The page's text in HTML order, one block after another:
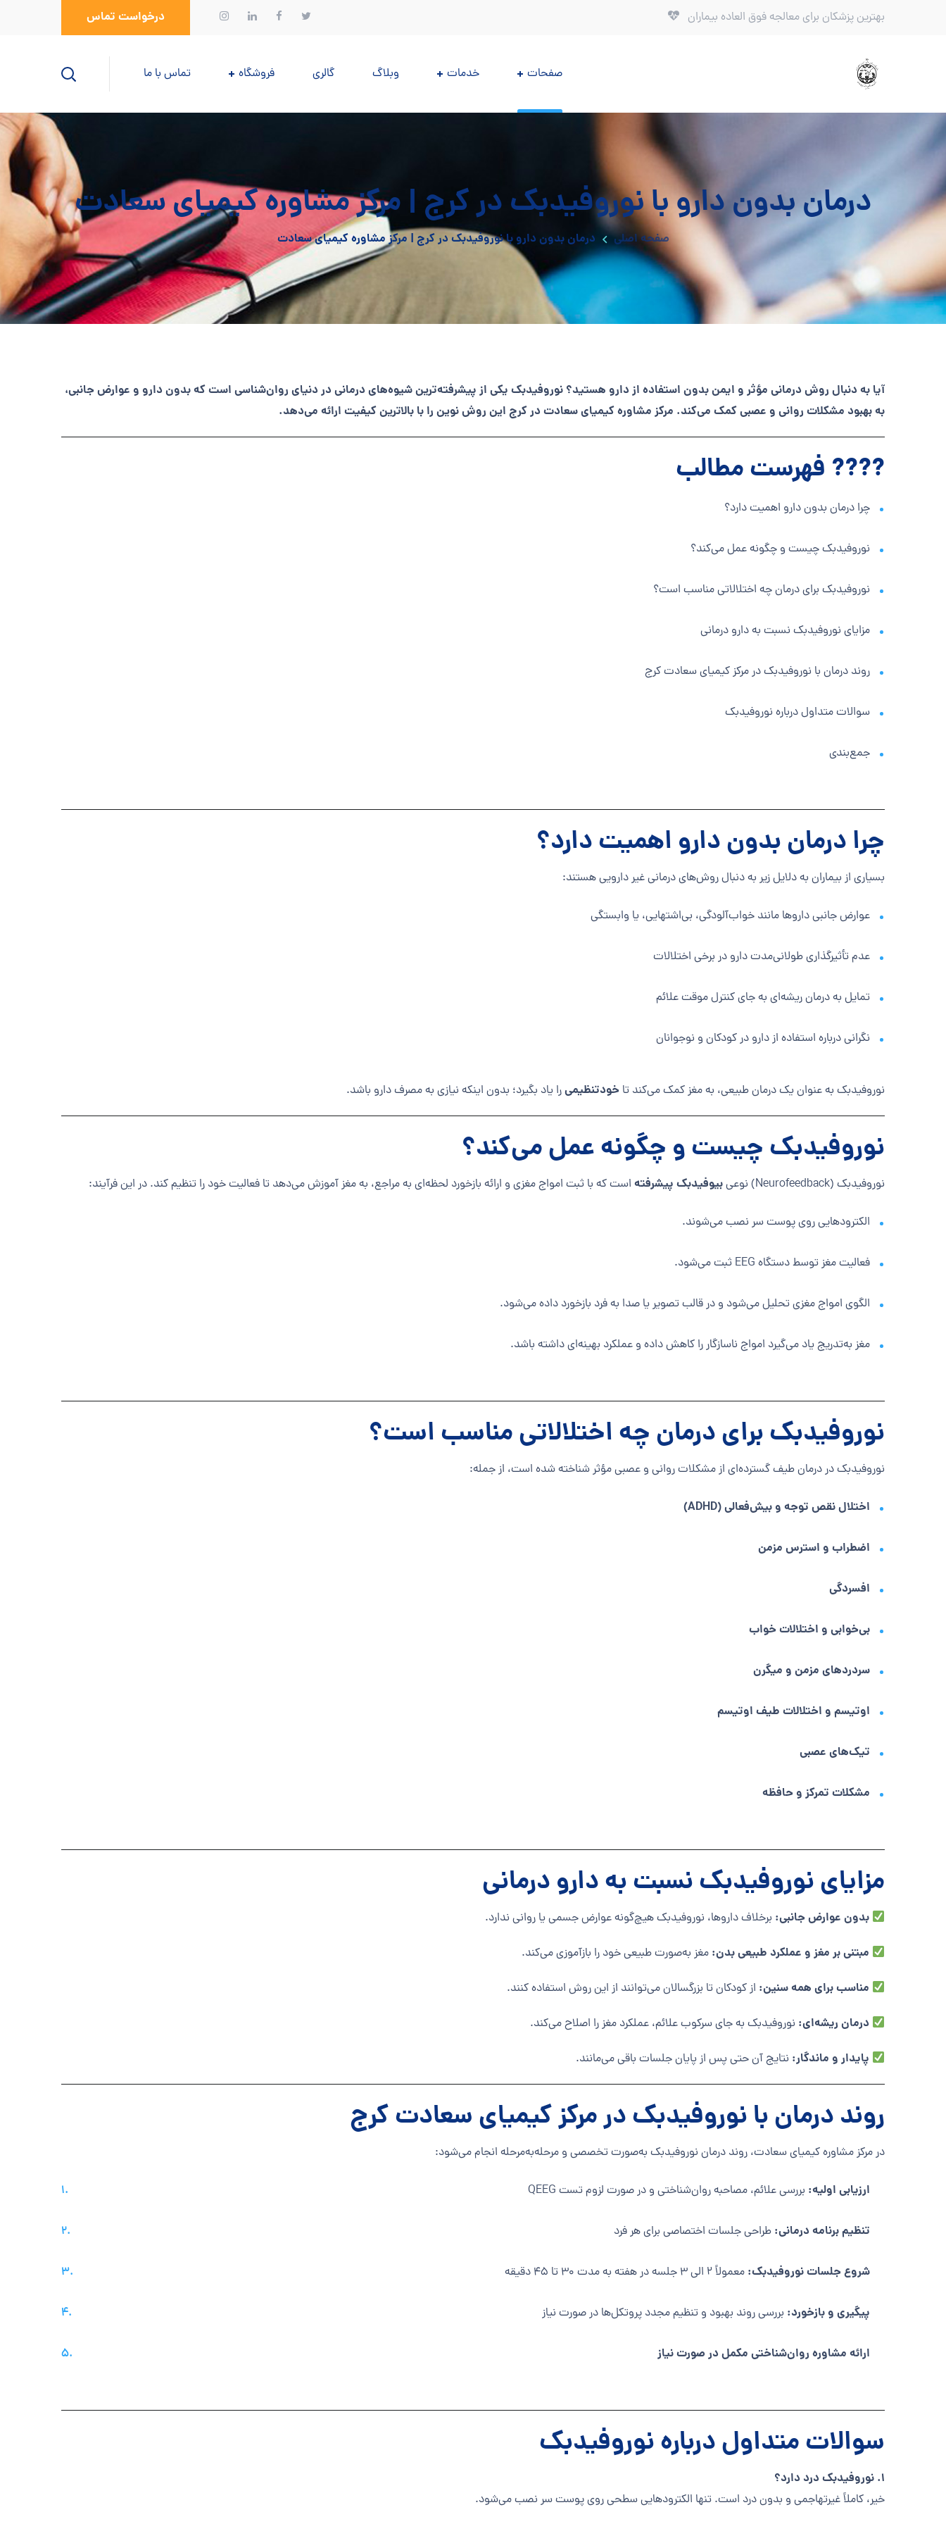
بهترین پزشکان برای معالجه فوق العاده بیماران درخواست تماس
صفحات خدمات وبلاگ گالری فروشگاه تماس با ما
درمان بدون دارو با نوروفیدبک در کرج | مرکز مشاوره کیمیای سعادت
صفحه اصلی درمان بدون دارو با نوروفیدبک در کرج | مرکز مشاوره کیمیای سعادت
آیا به دنبال روش درمانی مؤثر و ایمن بدون استفاده از دارو هستید؟ نوروفیدبک یکی از پیشرفته‌ترین شیوه‌های درمانی در دنیای روان‌شناسی است که بدون دارو و عوارض جانبی،
به بهبود مشکلات روانی و عصبی کمک می‌کند. مرکز مشاوره کیمیای سعادت در کرج این روش نوین را با بالاترین کیفیت ارائه می‌دهد.
???? فهرست مطالب
چرا درمان بدون دارو اهمیت دارد؟
نوروفیدبک چیست و چگونه عمل می‌کند؟
نوروفیدبک برای درمان چه اختلالاتی مناسب است؟
مزایای نوروفیدبک نسبت به دارو درمانی
روند درمان با نوروفیدبک در مرکز کیمیای سعادت کرج
سوالات متداول درباره نوروفیدبک
جمع‌بندی
چرا درمان بدون دارو اهمیت دارد؟
بسیاری از بیماران به دلایل زیر به دنبال روش‌های درمانی غیر دارویی هستند:
عوارض جانبی داروها مانند خواب‌آلودگی، بی‌اشتهایی، یا وابستگی
عدم تأثیرگذاری طولانی‌مدت دارو در برخی اختلالات
تمایل به درمان ریشه‌ای به جای کنترل موقت علائم
نگرانی درباره استفاده از دارو در کودکان و نوجوانان
نوروفیدبک به عنوان یک درمان طبیعی، به مغز کمک می‌کند تا خودتنظیمیرا یاد بگیرد؛ بدون اینکه نیازی به مصرف دارو باشد.
نوروفیدبک چیست و چگونه عمل می‌کند؟
نوروفیدبک (Neurofeedback) نوعی بیوفیدبک پیشرفته است که با ثبت امواج مغزی و ارائه بازخورد لحظه‌ای به مراجع، به مغز آموزش می‌دهد تا فعالیت خود را تنظیم کند. در این فرآیند:
الکترودهایی روی پوست سر نصب می‌شوند.
فعالیت مغز توسط دستگاه EEG ثبت می‌شود.
الگوی امواج مغزی تحلیل می‌شود و در قالب تصویر یا صدا به فرد بازخورد داده می‌شود.
مغز به‌تدریج یاد می‌گیرد امواج ناسازگار را کاهش داده و عملکرد بهینه‌ای داشته باشد.
نوروفیدبک برای درمان چه اختلالاتی مناسب است؟
نوروفیدبک در درمان طیف گسترده‌ای از مشکلات روانی و عصبی مؤثر شناخته شده است، از جمله:
اختلال نقص توجه و بیش‌فعالی (ADHD)
اضطراب و استرس مزمن
افسردگی
بی‌خوابی و اختلالات خواب
سردردهای مزمن و میگرن
اوتیسم و اختلالات طیف اوتیسم
تیک‌های عصبی
مشکلات تمرکز و حافظه
مزایای نوروفیدبک نسبت به دارو درمانی
بدون عوارض جانبی: برخلاف داروها، نوروفیدبک هیچ‌گونه عوارض جسمی یا روانی ندارد.
مبتنی بر مغز و عملکرد طبیعی بدن: مغز به‌صورت طبیعی خود را بازآموزی می‌کند.
مناسب برای همه سنین: از کودکان تا بزرگسالان می‌توانند از این روش استفاده کنند.
درمان ریشه‌ای: نوروفیدبک به جای سرکوب علائم، عملکرد مغز را اصلاح می‌کند.
پایدار و ماندگار: نتایج آن حتی پس از پایان جلسات باقی می‌مانند.
روند درمان با نوروفیدبک در مرکز کیمیای سعادت کرج
در مرکز مشاوره کیمیای سعادت، روند درمان نوروفیدبک به‌صورت تخصصی و مرحله‌به‌مرحله انجام می‌شود:
ارزیابی اولیه: بررسی علائم، مصاحبه روان‌شناختی و در صورت لزوم تست QEEG
تنظیم برنامه درمانی: طراحی جلسات اختصاصی برای هر فرد
شروع جلسات نوروفیدبک: معمولاً ۲ الی ۳ جلسه در هفته به مدت ۳۰ تا ۴۵ دقیقه
پیگیری و بازخورد: بررسی روند بهبود و تنظیم مجدد پروتکل‌ها در صورت نیاز
ارائه مشاوره روان‌شناختی مکمل در صورت نیاز
سوالات متداول درباره نوروفیدبک
۱. نوروفیدبک درد دارد؟
خیر، کاملاً غیرتهاجمی و بدون درد است. تنها الکترودهایی سطحی روی پوست سر نصب می‌شود.